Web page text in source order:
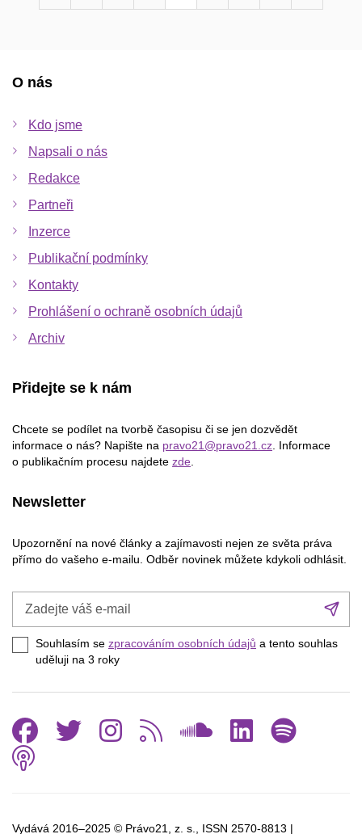
O nás
Kdo jsme
Napsali o nás
Redakce
Partneři
Inzerce
Publikační podmínky
Kontakty
Prohlášení o ochraně osobních údajů
Archiv
Přidejte se k nám
Chcete se podílet na tvorbě časopisu či se jen dozvědět
informace o nás? Napište na pravo21@pravo21.cz . Informace
o publikačním procesu najdete zde
Newsletter
Upozornění na nové články a zajímavosti nejen ze světa práva
přímo do vašeho e-mailu. Odběr novinek můžete kdykoli odhlásit.
e-
mail
Souhlasím se zpracováním osobních údajů a tento souhlas
uděluji na 3 roky
Vydává 2016–2025 © Právo21, z. s., ISSN 2570-8813 |
Facebook
Twitter
Instagram
RSS
Podcast